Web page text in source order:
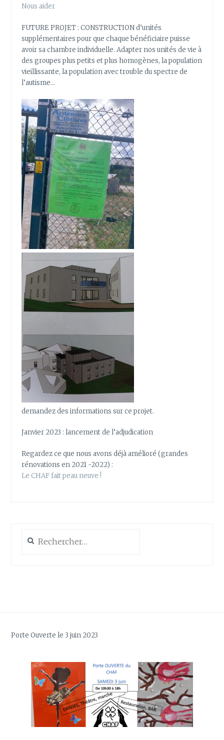
Nous aider
FUTURE PROJET : CONSTRUCTION d’unités
supplémentaires pour que chaque bénéficiaire puisse
avoir sa chambre individuelle. Adapter nos unités de vie à
des groupes plus petits et plus homogènes, la population
vieillissante, la population avec trouble du spectre de
l’autisme…
demandez des informations sur ce projet.
Janvier 2023 : lancement de l’adjudication
Regardez ce que nous avons déjà amélioré (grandes
rénovations en 2021 -2022) :
Le CHAF fait peau neuve !
Porte Ouverte le 3 juin 2023